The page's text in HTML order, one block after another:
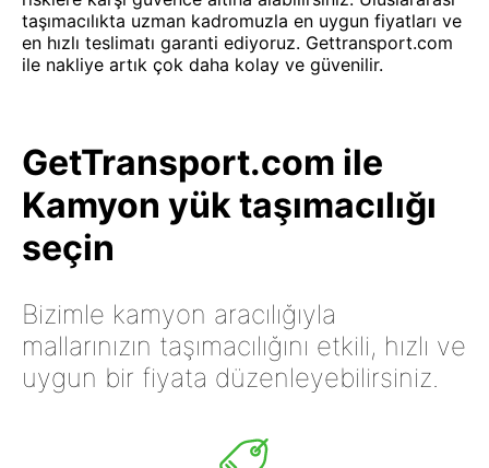
taşımacılıkta uzman kadromuzla en uygun fiyatları ve
en hızlı teslimatı garanti ediyoruz. Gettransport.com
ile nakliye artık çok daha kolay ve güvenilir.
GetTransport.com ile
Kamyon yük taşımacılığı
seçin
Bizimle kamyon aracılığıyla
mallarınızın taşımacılığını etkili, hızlı ve
uygun bir fiyata düzenleyebilirsiniz.